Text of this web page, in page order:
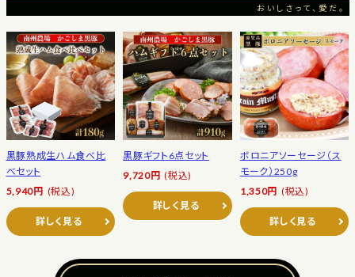
おいしさって、愛だ。
黒豚熟成生ハム食べ比
べセット
5,940円 (税込)
詳しく見る
黒豚ギフト6点セット
9,720円 (税込)
詳しく見る
ボロニアソーセージ（ス
モーク）250g
1,350円 (税込)
詳しく見る